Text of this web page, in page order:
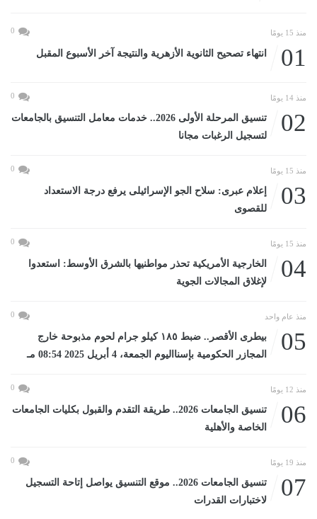
منذ 15 يومًا 0
01 انتهاء تصحيح الثانوية الأزهرية والنتيجة آخر الأسبوع المقبل
منذ 14 يومًا 0
02
تنسيق المرحلة الأولى 2026.. خدمات معامل التنسيق بالجامعات
لتسجيل الرغبات مجانا
منذ 15 يومًا 0
03
إعلام عبرى: سلاح الجو الإسرائيلى يرفع درجة الاستعداد
للقصوى
منذ 15 يومًا 0
04
الخارجية الأمريكية تحذر مواطنيها بالشرق الأوسط: استعدوا
لإغلاق المجالات الجوية
منذ عام واحد 0
05
بيطرى الأقصر.. ضبط ١٨٥ كيلو جرام لحوم مذبوحة خارج
المجازر الحكومية بإسنااليوم الجمعة، 4 أبريل 2025 08:54 مـ
منذ 12 يومًا 0
06
تنسيق الجامعات 2026.. طريقة التقدم والقبول بكليات الجامعات
الخاصة والأهلية
منذ 19 يومًا 0
07
تنسيق الجامعات 2026.. موقع التنسيق يواصل إتاحة التسجيل
لاختبارات القدرات